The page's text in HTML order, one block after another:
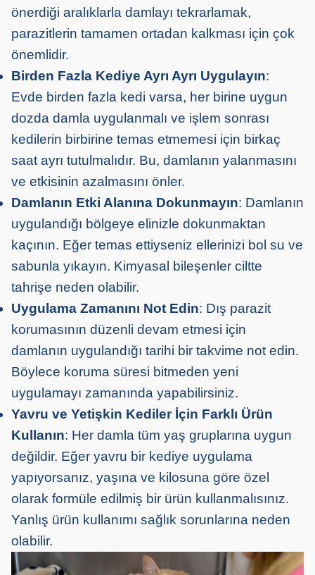
önerdiği aralıklarla damlayı tekrarlamak,
parazitlerin tamamen ortadan kalkması için çok
önemlidir.
Birden Fazla Kediye Ayrı Ayrı Uygulayın:
Evde birden fazla kedi varsa, her birine uygun
dozda damla uygulanmalı ve işlem sonrası
kedilerin birbirine temas etmemesi için birkaç
saat ayrı tutulmalıdır. Bu, damlanın yalanmasını
ve etkisinin azalmasını önler.
Damlanın Etki Alanına Dokunmayın: Damlanın
uygulandığı bölgeye elinizle dokunmaktan
kaçının. Eğer temas ettiyseniz ellerinizi bol su ve
sabunla yıkayın. Kimyasal bileşenler ciltte
tahrişe neden olabilir.
Uygulama Zamanını Not Edin: Dış parazit
korumasının düzenli devam etmesi için
damlanın uygulandığı tarihi bir takvime not edin.
Böylece koruma süresi bitmeden yeni
uygulamayı zamanında yapabilirsiniz.
Yavru ve Yetişkin Kediler İçin Farklı Ürün
Kullanın: Her damla tüm yaş gruplarına uygun
değildir. Eğer yavru bir kediye uygulama
yapıyorsanız, yaşına ve kilosuna göre özel
olarak formüle edilmiş bir ürün kullanmalısınız.
Yanlış ürün kullanımı sağlık sorunlarına neden
olabilir.